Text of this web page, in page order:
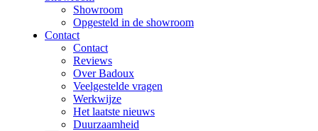
Showroom
Opgesteld in de showroom
Contact
Contact
Reviews
Over Badoux
Veelgestelde vragen
Werkwijze
Het laatste nieuws
Duurzaamheid